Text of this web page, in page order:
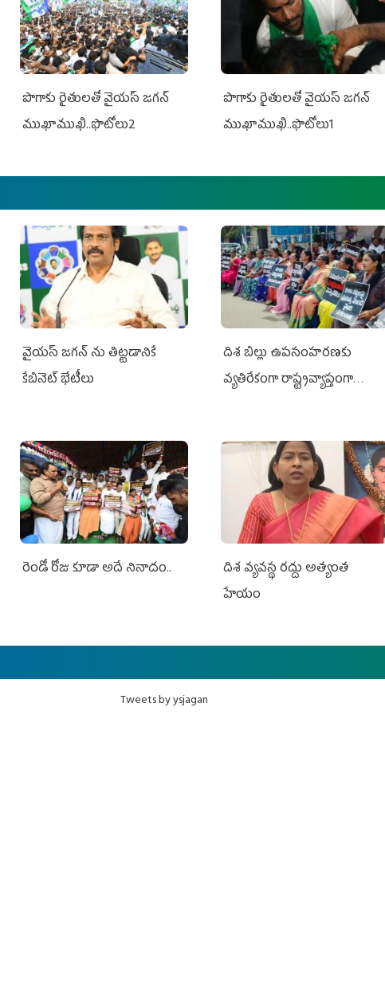
పొగాకు రైతుల‌తో వైయ‌స్ జ‌గ‌న్
ముఖాముఖి..ఫొటోలు2
పొగాకు రైతుల‌తో వైయ‌స్ జ‌గ‌న్
ముఖాముఖి..ఫొటోలు1
వైయ‌స్ జగన్‌ ను తిట్టడానికే
కేబినెట్‌ భేటీలు
దిశ బిల్లు ఉపసంహరణకు
వ్యతిరేకంగా రాష్ట్రవ్యాప్తంగా
రెండో రోజు కూడా అదే నినాదం..
దిశ వ్యవస్థ రద్దు అత్యంత
హేయం
Tweets by ysjagan